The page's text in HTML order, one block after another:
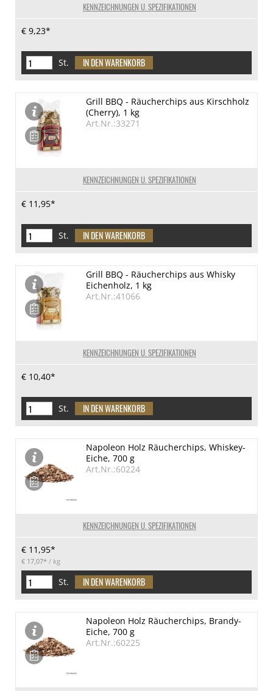
KENNZEICHNUNGEN U. SPEZIFIKATIONEN
€ 9,23*
St.
KENNZEICHNUNGEN U. SPEZIFIKATIONEN
Grill BBQ - Räucherchips aus Kirschholz
(Cherry), 1 kg
Art.Nr.:33271
€ 11,95*
St.
KENNZEICHNUNGEN U. SPEZIFIKATIONEN
Grill BBQ - Räucherchips aus Whisky
Eichenholz, 1 kg
Art.Nr.:41066
€ 10,40*
St.
KENNZEICHNUNGEN U. SPEZIFIKATIONEN
Napoleon Holz Räucherchips, Whiskey-
Eiche, 700 g
Art.Nr.:60224
€ 11,95*
€ 17,07* / kg
St.
Napoleon Holz Räucherchips, Brandy-
Eiche, 700 g
Art.Nr.:60225